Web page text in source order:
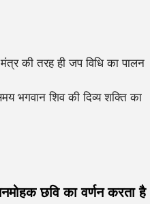
की तरह ही जप विधि का पालन
भगवान शिव की दिव्य शक्ति का
छवि का वर्णन करता है